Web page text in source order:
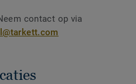
contact op via